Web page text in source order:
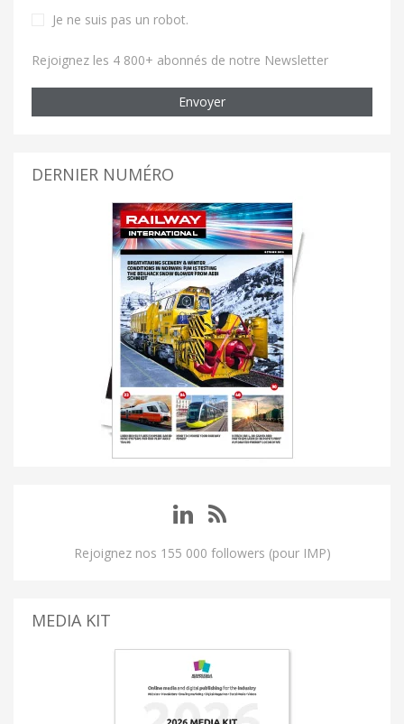
Je ne suis pas un robot.
Rejoignez les 4 800+ abonnés de notre Newsletter
Envoyer
DERNIER NUMÉRO
Rejoignez nos 155 000 followers (pour IMP)
MEDIA KIT